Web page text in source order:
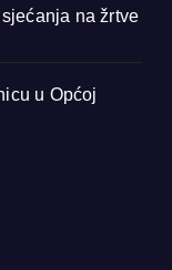
na žrtve
u Općoj